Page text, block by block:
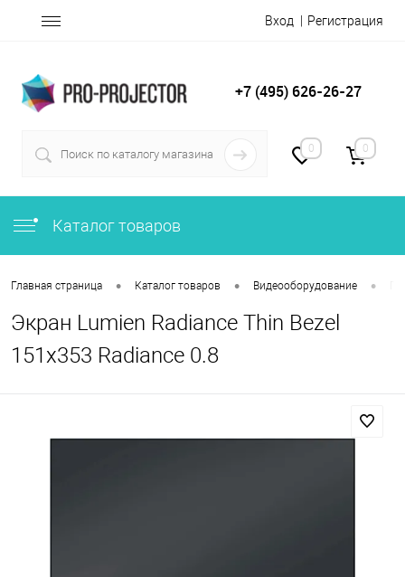
Вход Регистрация
+7 (495) 626-26-27
0 0
Каталог товаров
Главная страница • Каталог товаров • Видеооборудование •
Экран Lumien Radiance Thin Bezel
151x353 Radiance 0.8